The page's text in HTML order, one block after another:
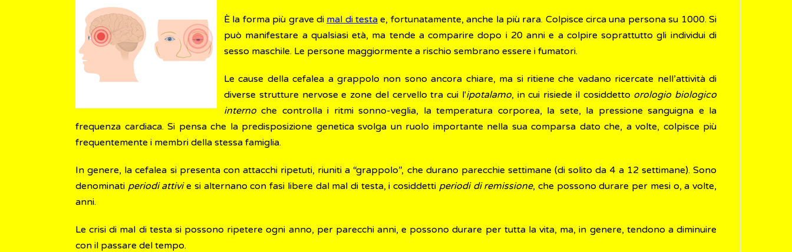
È la forma più grave di mal di testa e, fortunatamente, anche la più rara. Colpisce circa una persona su 1000. Si
può manifestare a qualsiasi età, ma tende a comparire dopo i 20 anni e a colpire soprattutto gli individui di
sesso maschile. Le persone maggiormente a rischio sembrano essere i fumatori.
Le cause della cefalea a grappolo non sono ancora chiare, ma si ritiene che vadano ricercate nell’attività di
diverse strutture nervose e zone del cervello tra cui l'ipotalamo, in cui risiede il cosiddetto orologio biologico
internoche controlla i ritmi sonno-veglia, la temperatura corporea, la sete, la pressione sanguigna e la
frequenza cardiaca. Si pensa che la predisposizione genetica svolga un ruolo importante nella sua comparsa dato che, a volte, colpisce più
frequentemente i membri della stessa famiglia.
In genere, la cefalea si presenta con attacchi ripetuti, riuniti a “grappolo”, che durano parecchie settimane (di solito da 4 a 12 settimane). Sono
denominati periodi attivie si alternano con fasi libere dal mal di testa, i cosiddetti periodi di remissione, che possono durare per mesi o, a volte,
anni.
Le crisi di mal di testa si possono ripetere ogni anno, per parecchi anni, e possono durare per tutta la vita, ma, in genere, tendono a diminuire
con il passare del tempo.